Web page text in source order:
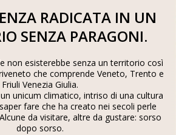
RADICATA IN UN
SENZA PARAGONI.
non esisterebbe senza un territorio così
che comprende Veneto, Trento e
Friuli Venezia Giulia.
unicum climatico, intriso di una cultura
fare che ha creato nei secoli perle
da visitare, altre da gustare: sorso
dopo sorso.